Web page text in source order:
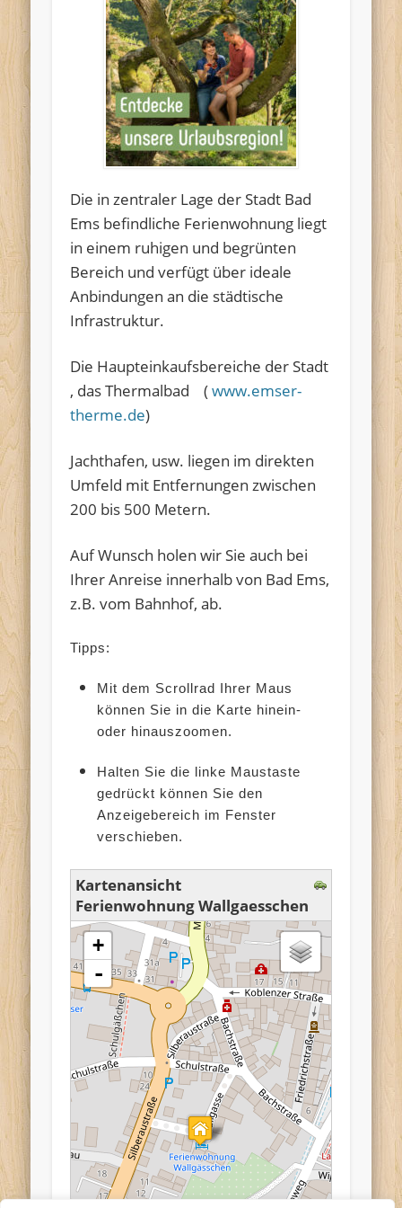
Die in zentraler Lage der Stadt Bad
Ems befindliche Ferienwohnung liegt
in einem ruhigen und begrünten
Bereich und verfügt über ideale
Anbindungen an die städtische
Infrastruktur.
Die Haupteinkaufsbereiche der Stadt
, das Thermalbad (www.emser-
therme.de)
Jachthafen, usw. liegen im direkten
Umfeld mit Entfernungen zwischen
200 bis 500 Metern.
Auf Wunsch holen wir Sie auch bei
Ihrer Anreise innerhalb von Bad Ems,
z.B. vom Bahnhof, ab.
Tipps:
Mit dem Scrollrad Ihrer Maus
können Sie in die Karte hinein-
oder hinauszoomen.
Halten Sie die linke Maustaste
gedrückt können Sie den
Anzeigebereich im Fenster
verschieben.
Kartenansicht
Ferienwohnung Wallgaesschen
Karte wird geladen - bitte warten...
+
-